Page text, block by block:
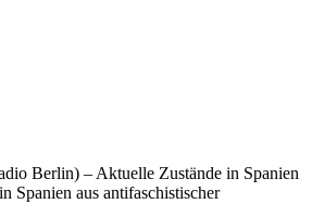
Berlin) – Aktuelle Zustände in Spanien
Spanien aus antifaschistischer